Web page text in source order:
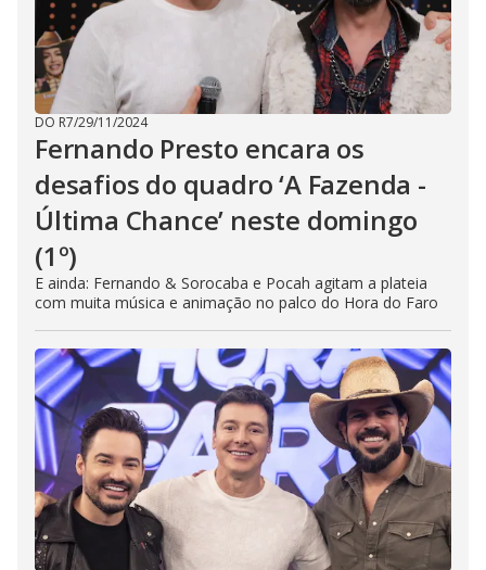
DO R7/29/11/2024
Fernando Presto encara os
desafios do quadro ‘A Fazenda -
Última Chance’ neste domingo
(1º)
E ainda: Fernando & Sorocaba e Pocah agitam a plateia
com muita música e animação no palco do Hora do Faro